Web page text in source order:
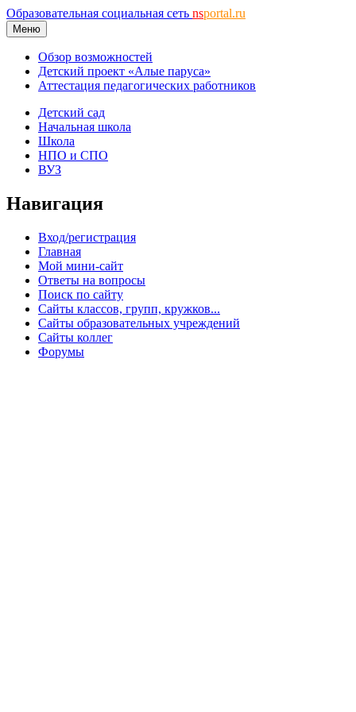
Образовательная социальная сеть nsportal.ru
Меню
Обзор возможностей
Детский проект «Алые паруса»
Аттестация педагогических работников
Детский сад
Начальная школа
Школа
НПО и СПО
ВУЗ
Навигация
Вход/регистрация
Главная
Мой мини-сайт
Ответы на вопросы
Поиск по сайту
Сайты классов, групп, кружков...
Сайты образовательных учреждений
Сайты коллег
Форумы